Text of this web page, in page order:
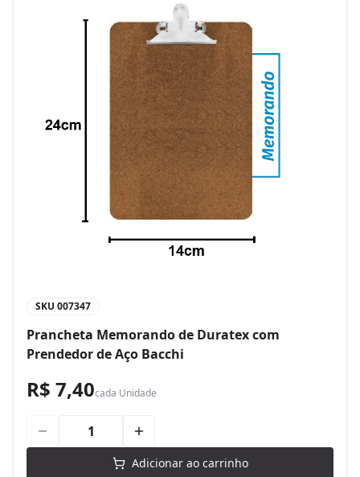
SKU 007347
Prancheta Memorando de Duratex com
Prendedor de Aço Bacchi
R$ 7,40cada Unidade
Adicionar ao carrinho